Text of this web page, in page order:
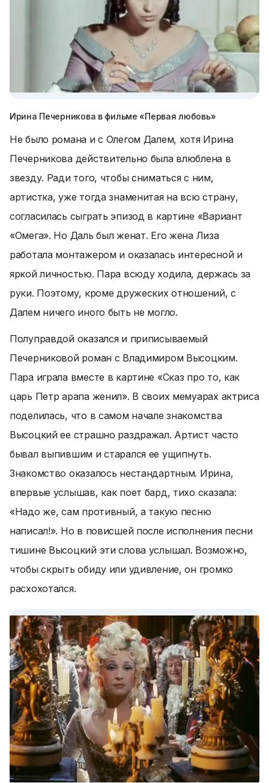
Ирина Печерникова в фильме «Первая любовь»
Не было романа и с Олегом Далем, хотя Ирина
Печерникова действительно была влюблена в
звезду. Ради того, чтобы сниматься с ним,
артистка, уже тогда знаменитая на всю страну,
согласилась сыграть эпизод в картине «Вариант
«Омега». Но Даль был женат. Его жена Лиза
работала монтажером и оказалась интересной и
яркой личностью. Пара всюду ходила, держась за
руки. Поэтому, кроме дружеских отношений, с
Далем ничего иного быть не могло.
Полуправдой оказался и приписываемый
Печерниковой роман с Владимиром Высоцким.
Пара играла вместе в картине «Сказ про то, как
царь Петр арапа женил». В своих мемуарах актриса
поделилась, что в самом начале знакомства
Высоцкий ее страшно раздражал. Артист часто
бывал выпившим и старался ее ущипнуть.
Знакомство оказалось нестандартным. Ирина,
впервые услышав, как поет бард, тихо сказала:
«Надо же, сам противный, а такую песню
написал!». Но в повисшей после исполнения песни
тишине Высоцкий эти слова услышал. Возможно,
чтобы скрыть обиду или удивление, он громко
расхохотался.